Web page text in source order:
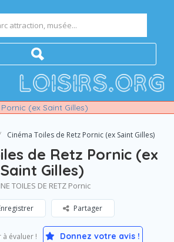
Cinéma Toiles de Retz Pornic (ex Saint Gilles)
de Retz Pornic (ex
Saint Gilles)
TOILES DE RETZ Pornic
Partager
à évaluer ! Donnez votre avis !